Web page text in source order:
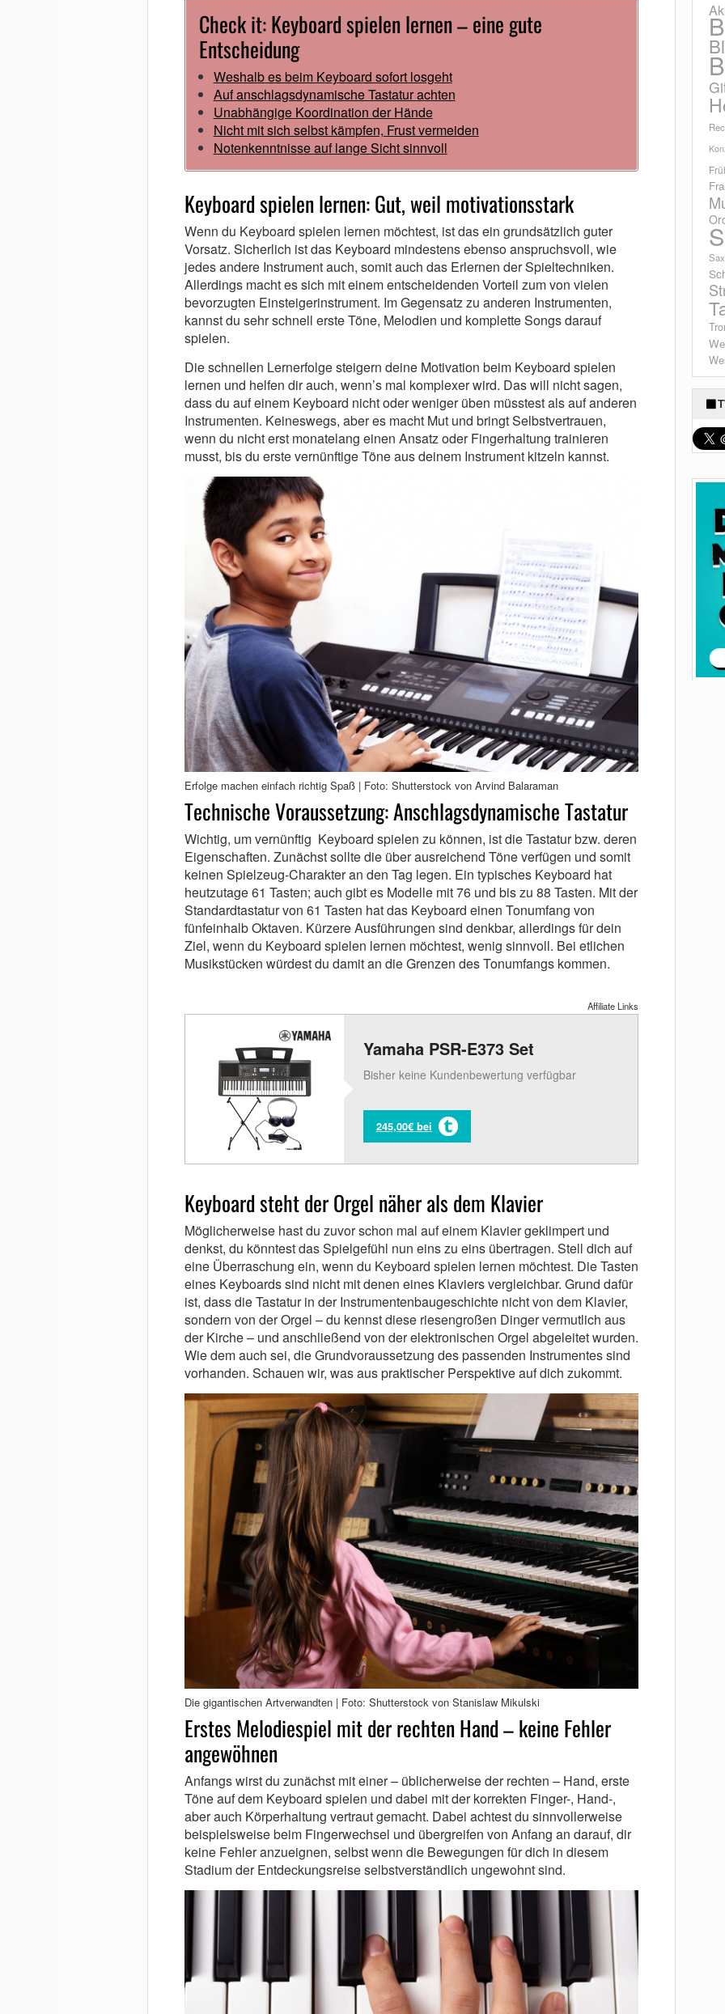
Check it: Keyboard spielen lernen – eine gute
Entscheidung
Weshalb es beim Keyboard sofort losgeht
Auf anschlagsdynamische Tastatur achten
Unabhängige Koordination der Hände
Nicht mit sich selbst kämpfen, Frust vermeiden
Notenkenntnisse auf lange Sicht sinnvoll
Keyboard spielen lernen: Gut, weil motivationsstark
Wenn du Keyboard spielen lernen möchtest, ist das ein grundsätzlich guter
Vorsatz. Sicherlich ist das Keyboard mindestens ebenso anspruchsvoll, wie
jedes andere Instrument auch, somit auch das Erlernen der Spieltechniken.
Allerdings macht es sich mit einem entscheidenden Vorteil zum von vielen
bevorzugten Einsteigerinstrument. Im Gegensatz zu anderen Instrumenten,
kannst du sehr schnell erste Töne, Melodien und komplette Songs darauf
spielen.
Die schnellen Lernerfolge steigern deine Motivation beim Keyboard spielen
lernen und helfen dir auch, wenn’s mal komplexer wird. Das will nicht sagen,
dass du auf einem Keyboard nicht oder weniger üben müsstest als auf anderen
Instrumenten. Keineswegs, aber es macht Mut und bringt Selbstvertrauen,
wenn du nicht erst monatelang einen Ansatz oder Fingerhaltung trainieren
musst, bis du erste vernünftige Töne aus deinem Instrument kitzeln kannst.
Erfolge machen einfach richtig Spaß | Foto: Shutterstock von Arvind Balaraman
Technische Voraussetzung: Anschlagsdynamische Tastatur
Wichtig, um vernünftig Keyboard spielen zu können, ist die Tastatur bzw. deren
Eigenschaften. Zunächst sollte die über ausreichend Töne verfügen und somit
keinen Spielzeug-Charakter an den Tag legen. Ein typisches Keyboard hat
heutzutage 61 Tasten; auch gibt es Modelle mit 76 und bis zu 88 Tasten. Mit der
Standardtastatur von 61 Tasten hat das Keyboard einen Tonumfang von
fünfeinhalb Oktaven. Kürzere Ausführungen sind denkbar, allerdings für dein
Ziel, wenn du Keyboard spielen lernen möchtest, wenig sinnvoll. Bei etlichen
Musikstücken würdest du damit an die Grenzen des Tonumfangs kommen.
Affiliate Links
Yamaha PSR-E373 Set
Bisher keine Kundenbewertung verfügbar
245,00€ bei
Keyboard steht der Orgel näher als dem Klavier
Möglicherweise hast du zuvor schon mal auf einem Klavier geklimpert und
denkst, du könntest das Spielgefühl nun eins zu eins übertragen. Stell dich auf
eine Überraschung ein, wenn du Keyboard spielen lernen möchtest. Die Tasten
eines Keyboards sind nicht mit denen eines Klaviers vergleichbar. Grund dafür
ist, dass die Tastatur in der Instrumentenbaugeschichte nicht von dem Klavier,
sondern von der Orgel – du kennst diese riesengroßen Dinger vermutlich aus
der Kirche – und anschließend von der elektronischen Orgel abgeleitet wurden.
Wie dem auch sei, die Grundvoraussetzung des passenden Instrumentes sind
vorhanden. Schauen wir, was aus praktischer Perspektive auf dich zukommt.
Die gigantischen Artverwandten | Foto: Shutterstock von Stanislaw Mikulski
Erstes Melodiespiel mit der rechten Hand – keine Fehler
angewöhnen
Anfangs wirst du zunächst mit einer – üblicherweise der rechten – Hand, erste
Töne auf dem Keyboard spielen und dabei mit der korrekten Finger-, Hand-,
aber auch Körperhaltung vertraut gemacht. Dabei achtest du sinnvollerweise
beispielsweise beim Fingerwechsel und übergreifen von Anfang an darauf, dir
keine Fehler anzueignen, selbst wenn die Bewegungen für dich in diesem
Stadium der Entdeckungsreise selbstverständlich ungewohnt sind.